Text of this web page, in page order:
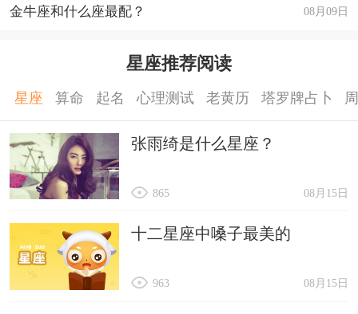
08月09日
金牛座和什么座最配？
星座推荐阅读
星座 算命 起名 心理测试 老黄历 塔罗牌占卜
张雨绮是什么星座？
08月15日
865
十二星座中嗓子最美的
08月15日
963